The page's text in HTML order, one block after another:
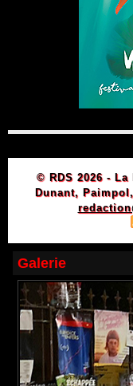
© RDS 2026 -
Dunant,
Galerie